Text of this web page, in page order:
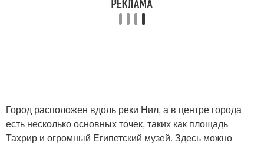
Город расположен вдоль реки Нил, а в центре города
есть несколько основных точек, таких как площадь
Тахрир и огромный Египетский музей. Здесь можно